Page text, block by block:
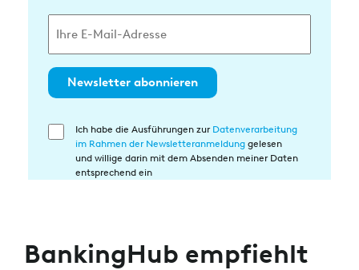
Newsletter abonnieren
Einwilligung
Ich habe die Ausführungen zur Datenverarbeitung
im Rahmen der Newsletteranmeldung gelesen
und willige darin mit dem Absenden meiner Daten
entsprechend ein
BankingHub empfiehlt